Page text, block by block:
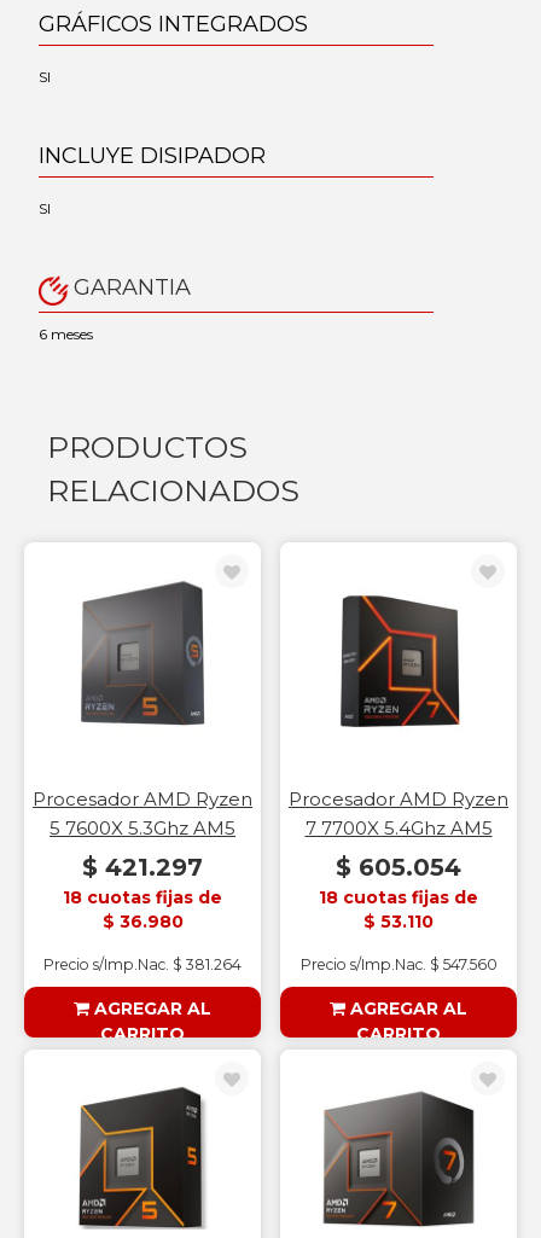
GRÁFICOS INTEGRADOS
SI
INCLUYE DISIPADOR
SI
GARANTIA
6 meses
PRODUCTOS
RELACIONADOS
Procesador AMD Ryzen
5 7600X 5.3Ghz AM5
$ 421.297
18 cuotas fijas de
$ 36.980
Precio s/Imp.Nac. $ 381.264
AGREGAR AL
CARRITO
Procesador AMD Ryzen
7 7700X 5.4Ghz AM5
$ 605.054
18 cuotas fijas de
$ 53.110
Precio s/Imp.Nac. $ 547.560
AGREGAR AL
CARRITO